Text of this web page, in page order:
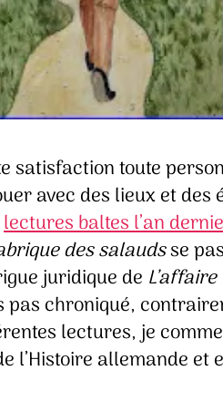
satisfaction toute
avec des lieux et des
lectures baltes l’an
des salaudsse
juridique de
pas chroniqué,
lectures, je
l’Histoire allemande et